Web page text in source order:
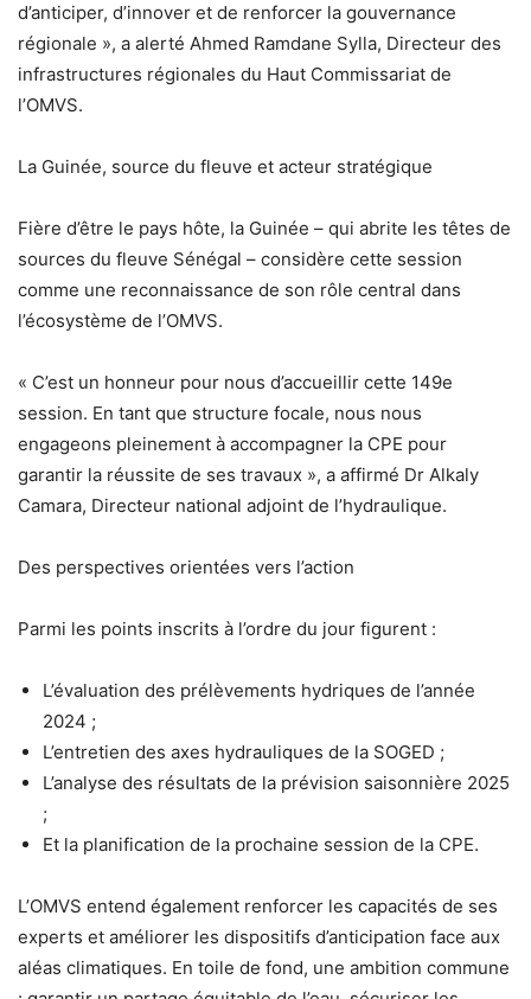
d’anticiper, d’innover et de renforcer la gouvernance
régionale », a alerté Ahmed Ramdane Sylla, Directeur des
infrastructures régionales du Haut Commissariat de
l’OMVS.
La Guinée, source du fleuve et acteur stratégique
Fière d’être le pays hôte, la Guinée – qui abrite les têtes de
sources du fleuve Sénégal – considère cette session
comme une reconnaissance de son rôle central dans
l’écosystème de l’OMVS.
« C’est un honneur pour nous d’accueillir cette 149e
session. En tant que structure focale, nous nous
engageons pleinement à accompagner la CPE pour
garantir la réussite de ses travaux », a affirmé Dr Alkaly
Camara, Directeur national adjoint de l’hydraulique.
Des perspectives orientées vers l’action
Parmi les points inscrits à l’ordre du jour figurent :
L’évaluation des prélèvements hydriques de l’année
2024 ;
L’entretien des axes hydrauliques de la SOGED ;
L’analyse des résultats de la prévision saisonnière 2025
;
Et la planification de la prochaine session de la CPE.
L’OMVS entend également renforcer les capacités de ses
experts et améliorer les dispositifs d’anticipation face aux
aléas climatiques. En toile de fond, une ambition commune